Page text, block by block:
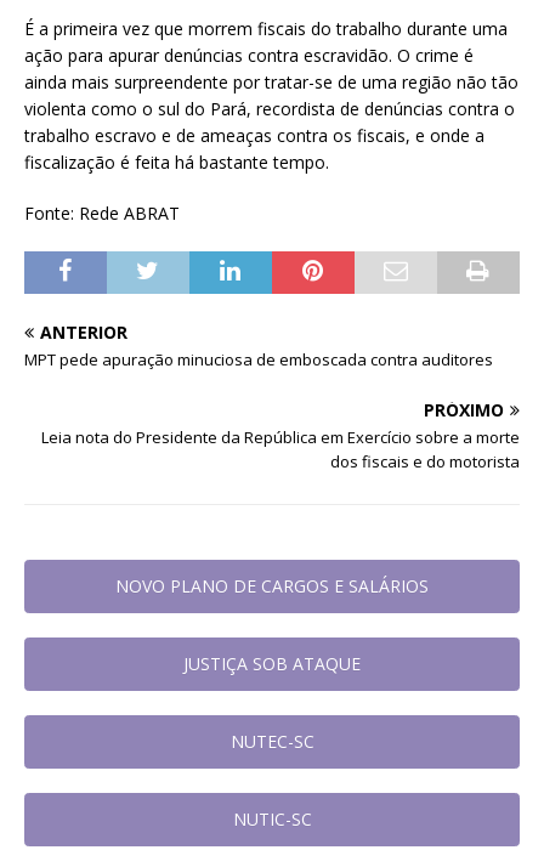
É a primeira vez que morrem fiscais do trabalho durante uma
ação para apurar denúncias contra escravidão. O crime é
ainda mais surpreendente por tratar-se de uma região não tão
violenta como o sul do Pará, recordista de denúncias contra o
trabalho escravo e de ameaças contra os fiscais, e onde a
fiscalização é feita há bastante tempo.
Fonte: Rede ABRAT
ANTERIOR
MPT pede apuração minuciosa de emboscada contra auditores
PRÓXIMO
Leia nota do Presidente da República em Exercício sobre a morte
dos fiscais e do motorista
NOVO PLANO DE CARGOS E SALÁRIOS
JUSTIÇA SOB ATAQUE
NUTEC-SC
NUTIC-SC